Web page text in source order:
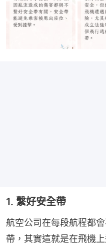
1. 繫好安全帶
航空公司在每段航程都
帶，其實這就是在飛機